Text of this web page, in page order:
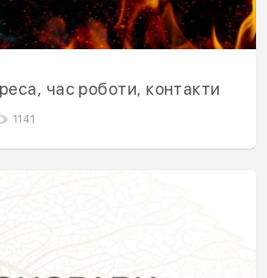
1141
час роботи, контакти